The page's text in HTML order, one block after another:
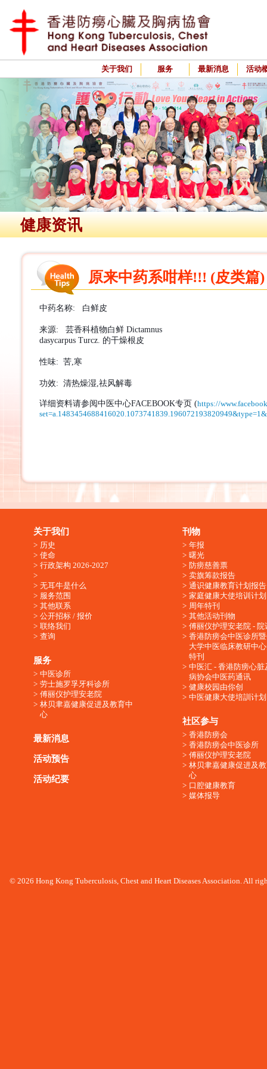
关于我们 服务 最新消息 活动
健康资讯
原来中药系咁样!!! (皮类篇
中药名称: 白鲜皮
来源: 芸香科植物白鲜 Dictamnus
dasycarpus Turcz. 的干燥根皮
性味: 苦,寒
功效: 清热燥湿,祛风解毒
详细资料请参阅中医中心FACEBOOK专页 (https://
关于我们
历史
使命
行政架构 2026-2027
无耳牛是什么
服务范围
其他联系
公开招标 / 报价
联络我们
查询
服务
中医诊所
劳士施罗孚牙科诊所
傅丽仪护理安老院
林贝聿嘉健康促进及教育中
心
最新消息
活动预告
活动纪要
刊物
年报
曙光
防痨慈善票
卖旗筹款报告
通识健康教育计划报告
家庭健康大使培训计划
周年特刊
其他活动刊物
傅丽仪护理安老院 - 院
香港防痨会中医诊所
大学中医临床教研中
特刊
中医汇 - 香港防痨心脏
病协会中医药通讯
健康校园由你创
中医健康大使培訓计划
社区参与
香港防痨会
香港防痨会中医诊所
傅丽仪护理安老院
林贝聿嘉健康促进及
心
口腔健康教育
媒体报导
© 2026 Hong Kong Tuberculosis, Chest and Heart Diseases Association. All